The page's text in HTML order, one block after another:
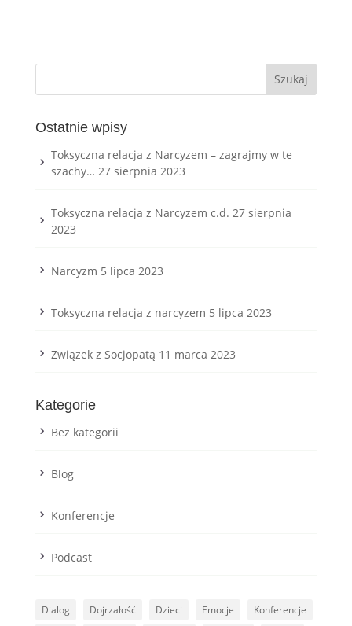
Ostatnie wpisy
Toksyczna relacja z Narcyzem – zagrajmy w te
szachy… 27 sierpnia 2023
Toksyczna relacja z Narcyzem c.d. 27 sierpnia
2023
Narcyzm 5 lipca 2023
Toksyczna relacja z narcyzem 5 lipca 2023
Związek z Socjopatą 11 marca 2023
Kategorie
Bez kategorii
Blog
Konferencje
Podcast
Dialog Dojrzałość Dzieci Emocje
Konferencje